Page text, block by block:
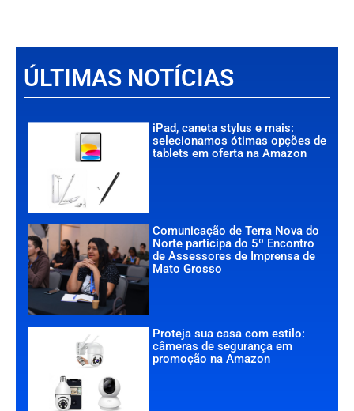
ÚLTIMAS NOTÍCIAS
iPad, caneta stylus e mais:
selecionamos ótimas opções de
tablets em oferta na Amazon
Comunicação de Terra Nova do
Norte participa do 5º Encontro
de Assessores de Imprensa de
Mato Grosso
Proteja sua casa com estilo:
câmeras de segurança em
promoção na Amazon